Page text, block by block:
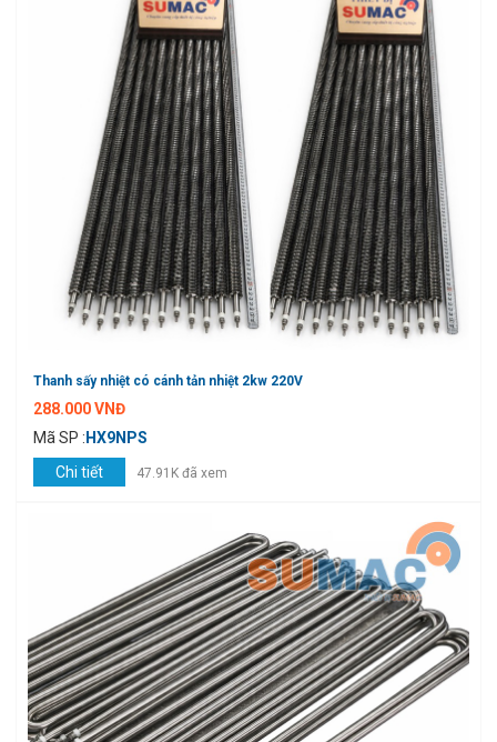
Thanh sấy nhiệt có cánh tản nhiệt 2kw 220V
288.000 VNĐ
Mã SP : HX9NPS
Chi tiết
47.91K đã xem